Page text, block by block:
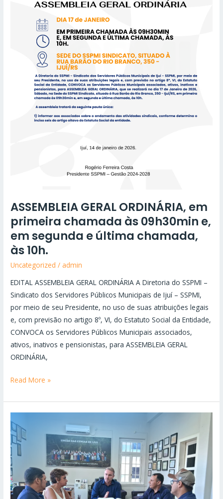
ASSEMBLEIA GERAL ORDINÁRIA, em
primeira chamada às 09h30min e,
em segunda e última chamada,
às 10h.
Uncategorized / admin
EDITAL ASSEMBLEIA GERAL ORDINÁRIA A Diretoria do SSPMI –
Sindicato dos Servidores Públicos Municipais de Ijuí – SSPMI,
por meio de seu Presidente, no uso de suas atribuições legais
e, com previsão no artigo 8º, VI, do Estatuto Social da Entidade,
CONVOCA os Servidores Públicos Municipais associados,
ativos, inativos e pensionistas, para ASSEMBLEIA GERAL
ORDINÁRIA,
chamada
09h30min
segunda
chamada,
Read More »
Sindicato
dos
Servidores
Públicos
Municipais
de